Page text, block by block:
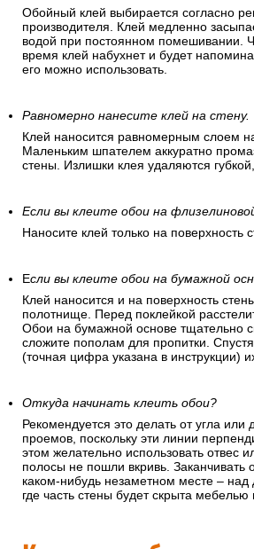
Обойный клей выбирается согласно
производителя. Клей медленно
водой при постоянном помешивании.
время клей набухнет и будет
его можно использовать.
Равномерно нанесите клей на стену.
Клей наносится равномерным слоем
Маленьким шпателем аккуратно
стены. Излишки клея удаляются
Если вы клеите обои на
Наносите клей только на поверхность
Если вы клеите обои на бумажной
Клей наносится и на поверхность
полотнище. Перед поклейкой
Обои на бумажной основе тщательно
сложите пополам для пропитки.
(точная цифра указана в инструкции)
Откуда начинать клеить обои?
Рекомендуется это делать от угла или
проемов, поскольку эти линии
этом желательно использовать отвес
полосы не пошли вкривь. Заканчивать
каком-нибудь незаметном месте – над
где часть стены будет скрыта мебелью